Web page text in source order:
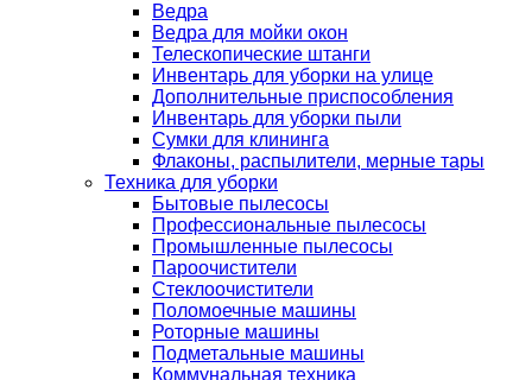
Ведра
Ведра для мойки окон
Телескопические штанги
Инвентарь для уборки на улице
Дополнительные приспособления
Инвентарь для уборки пыли
Сумки для клининга
Флаконы, распылители, мерные тары
Техника для уборки
Бытовые пылесосы
Профессиональные пылесосы
Промышленные пылесосы
Пароочистители
Стеклоочистители
Поломоечные машины
Роторные машины
Подметальные машины
Коммунальная техника